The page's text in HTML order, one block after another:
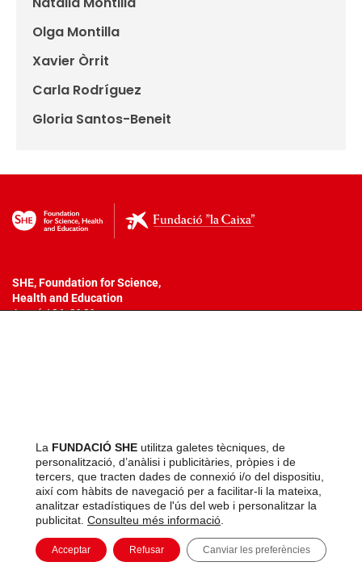
Olga Montilla
Xavier Òrrit
Carla Rodríguez
Gloria Santos-Beneit
SHE, Foundation for Science,
Healthand Education
Aragó 186, 2º 3ª
seva incorporació a un sistema informàtic, ni la seva transmissió en
qualsevol forma o per qualsevol mitjà (electrònic, mecànic,
fotocòpia, enregistrament o altres) sense autorització prèvia i per
escrit dels titulars del copyright. La infracció dels drets esmentats
pot constituir un delicte contra la propietat intel·lectual.
Avís legal
La FUNDACIÓ SHE utilitza galetes tècniques, de
personalització, d’anàlisi i publicitàries, pròpies i de
tercers, que tracten dades de connexió i/o del dispositiu,
així com hàbits de navegació per a facilitar-li la mateixa,
analitzar estadístiques de l'ús del web i personalitzar la
publicitat. Consulteu més informació
Acceptar Refusar Canviar les preferències